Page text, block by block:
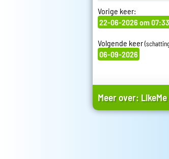
Vorige keer:
22-06-2026 om
Volgende keer
06-09-2026
Meer over: